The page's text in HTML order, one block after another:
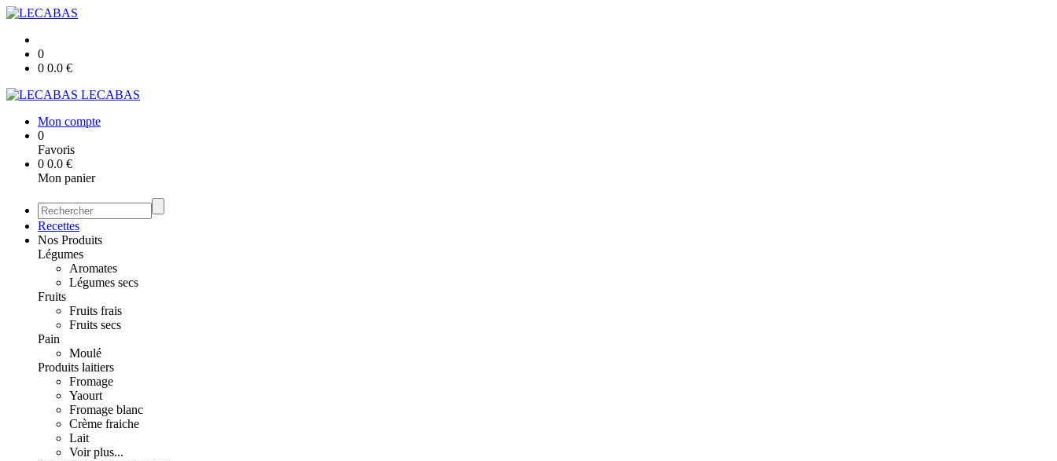
0
0 0.0 €
LECABAS
Mon compte
0
Favoris
0 0.0 €
Mon panier
Recettes
Nos Produits
Légumes
Aromates
Légumes secs
Fruits
Fruits frais
Fruits secs
Pain
Moulé
Produits laitiers
Fromage
Yaourt
Fromage blanc
Crème fraiche
Lait
Voir plus...